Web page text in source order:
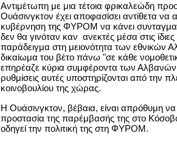
Αντιμέτωπη με μια τέτοια φρικαλεώδη
Ουάσινγκτον έχει αποφασίσει αντίθετα να
κυβέρνηση της ΦΥΡΟΜ να κάνει
δεν θα γινόταν καν ανεκτές μέσα στις
παράδειγμα στη μειονότητα των εθνικών
δικαίωμα του βέτο πάνω "σε κάθε
επηρέαζε κύρια συμφέροντα των
ρυθμίσεις αυτές υποστηρίζονται από την
κοινοβουλίου της χώρας.
Η Ουάσινγκτον, βέβαια, είναι απρόθυμη να
προστασία της παρέμβασής της στο
οδηγεί την πολιτική της στη ΦΥΡΟΜ.